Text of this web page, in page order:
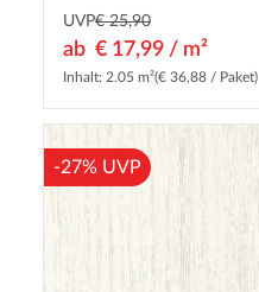
UVP€ 25,90
ab € 17,99 / m²
Inhalt: 2.05 m²(€ 36,88 / Paket)
-27% UVP